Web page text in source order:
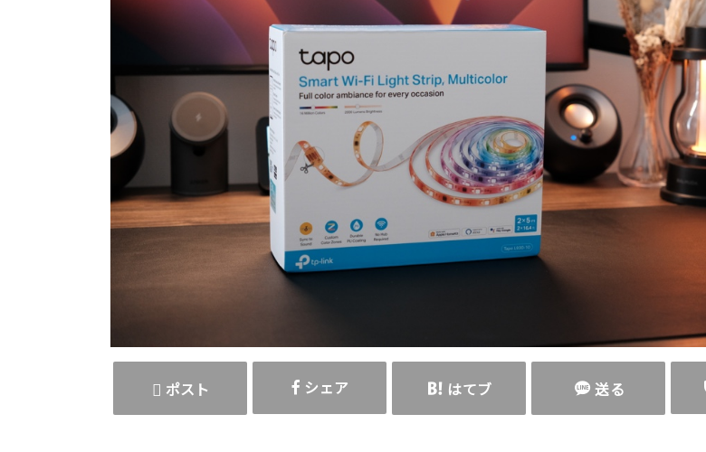
ポスト シェア はてブ 送る